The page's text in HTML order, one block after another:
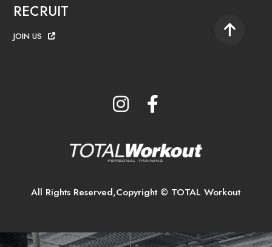
RECRUIT
JOIN US
All Rights Reserved,Copyright © TOTAL Workout